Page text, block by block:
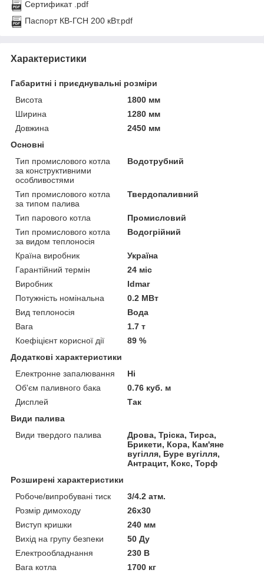
Сертификат .pdf
Паспорт КВ-ГСН 200 кВт.pdf
Характеристики
Габаритні і приєднувальні розміри
Висота
1800 мм
Ширина
1280 мм
Довжина
2450 мм
Основні
Тип промислового котла
за конструктивними
особливостями
Водотрубний
Тип промислового котла
за типом палива
Твердопаливний
Тип парового котла
Промисловий
Тип промислового котла
за видом теплоносія
Водогрійний
Країна виробник
Україна
Гарантійний термін
24 міс
Виробник
Idmar
Потужність номінальна
0.2 МВт
Вид теплоносія
Вода
Вага
1.7 т
Коефіцієнт корисної дії
89 %
Додаткові характеристики
Електронне запалювання
Ні
Об'єм паливного бака
0.76 куб. м
Дисплей
Так
Види палива
Види твердого палива
Дрова, Тріска, Тирса,
Брикети, Кора, Кам'яне
вугілля, Буре вугілля,
Антрацит, Кокс, Торф
Розширені характеристики
Робоче/випробувані тиск
3/4.2 атм.
Розмір димоходу
26х30
Виступ кришки
240 мм
Вихід на групу безпеки
50 Ду
Електрообладнання
230 В
Вага котла
1700 кг